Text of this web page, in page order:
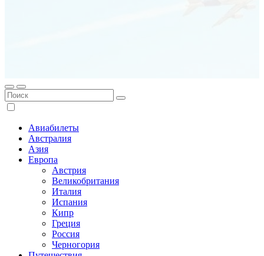
Авиабилеты
Австралия
Азия
Европа
Австрия
Великобритания
Италия
Испания
Кипр
Греция
Россия
Черногория